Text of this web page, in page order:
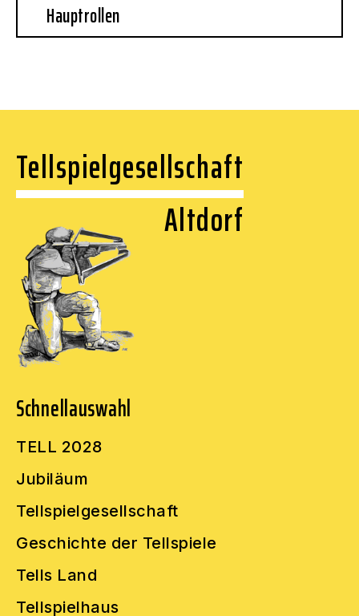
Hauptrollen
Tellspielgesellschaft
Altdorf
Schnellauswahl
TELL 2028
Jubiläum
Tellspielgesellschaft
Geschichte der Tellspiele
Tells Land
Tellspielhaus